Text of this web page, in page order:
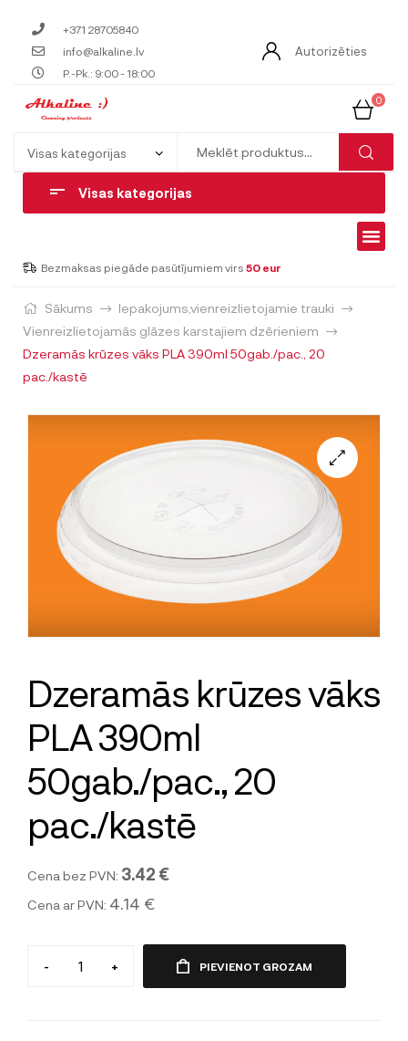
+371 28705840
info@alkaline.lv
P.-Pk.: 9:00 - 18:00
Autorizēties
0
Visas kategorijas
Bezmaksas piegāde pasūtījumiem virs 50 eur
Sākums
Iepakojums,vienreizlietojamie trauki
Vienreizlietojamās glāzes karstajiem dzērieniem
Dzeramās krūzes vāks PLA 390ml 50gab./pac., 20
pac./kastē
Dzeramās krūzes vāks
PLA 390ml
50gab./pac., 20
pac./kastē
Cena bez PVN: 3.42 €
Cena ar PVN: 4.14 €
- + PIEVIENOT GROZAM